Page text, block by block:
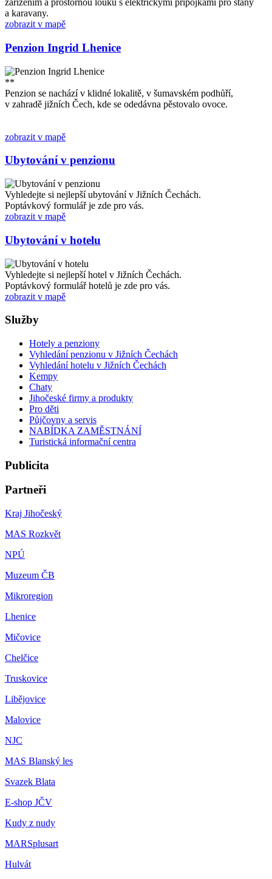
zařízením a prostornou louku s elektrickými přípojkami pro stany
a karavany.
zobrazit v mapě
Penzion Ingrid Lhenice
**
Penzion se nachází v klidné lokalitě, v šumavském podhůří,
v zahradě jižních Čech, kde se odedávna pěstovalo ovoce.
zobrazit v mapě
Ubytování v penzionu
Vyhledejte si nejlepší ubytování v Jižních Čechách.
Poptávkový formulář je zde pro vás.
zobrazit v mapě
Ubytování v hotelu
Vyhledejte si nejlepší hotel v Jižních Čechách.
Poptávkový formulář hotelů je zde pro vás.
zobrazit v mapě
Služby
Hotely a penziony
Vyhledání penzionu v Jižních Čechách
Vyhledání hotelu v Jižních Čechách
Kempy
Chaty
Jihočeské firmy a produkty
Pro děti
Půjčovny a servis
NABÍDKA ZAMĚSTNÁNÍ
Turistická informační centra
Publicita
Partneři
Kraj Jihočeský
MAS Rozkvět
NPÚ
Muzeum ČB
Mikroregion
Lhenice
Mičovice
Chelčice
Truskovice
Libějovice
Malovice
NJC
MAS Blanský les
Svazek Blata
E-shop JČV
Kudy z nudy
MARSplusart
Hulvát